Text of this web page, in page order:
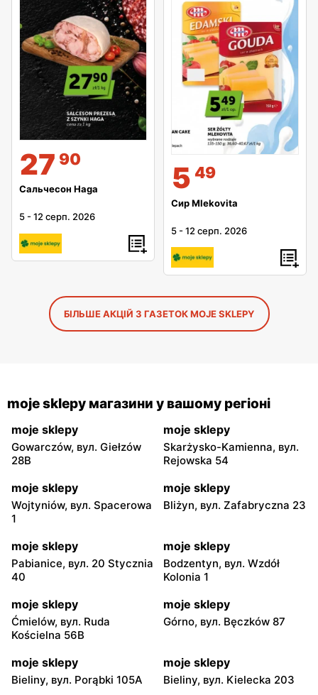
27 90
Сальчесон Haga
5 -12 серп. 2026
5 49
Сир Mlekovita
5 -12 серп. 2026
БІЛЬШЕ АКЦІЙ З ГАЗЕТОК MOJE SKLEPY
moje sklepy магазини у вашому регіоні
moje sklepy
Gowarczów, вул. Giełzów
28B
moje sklepy
Skarżysko-Kamienna, вул.
Rejowska 54
moje sklepy
Wojtyniów, вул. Spacerowa
1
moje sklepy
Bliżyn, вул. Zafabryczna 23
moje sklepy
Pabianice, вул. 20 Stycznia
40
moje sklepy
Bodzentyn, вул. Wzdół
Kolonia 1
moje sklepy
Ćmielów, вул. Ruda
Kościelna 56B
moje sklepy
Górno, вул. Bęczków 87
moje sklepy
Bieliny, вул. Porąbki 105A
moje sklepy
Bieliny, вул. Kielecka 203